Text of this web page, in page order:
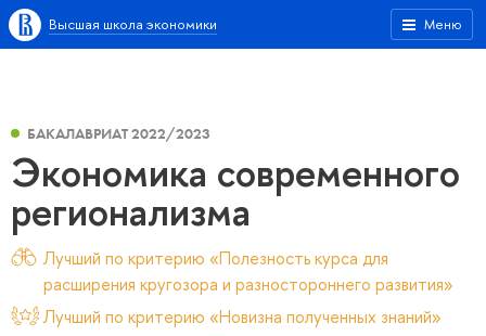
Меню
Высшая школа экономики
БАКАЛАВРИАТ 2022/2023
Экономика современного
регионализма
Лучший по критерию «Полезность курса для
расширения кругозора и разностороннего развития»
Лучший по критерию «Новизна полученных знаний»